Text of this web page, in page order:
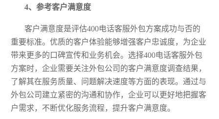
4、参考客户满意度
客户满意度是评估400电话客服外包方案成功与否的
重要标准。优质的客户体验能够增强客户忠诚度，为企业
带来更多的口碑宣传和业务机会。选择400电话客服外包
方案时，企业需要关注外包公司的客户满意度调查结果，
了解其在服务质量、问题解决速度等方面的表现。通过与
外包公司建立紧密的沟通和协作，企业可以更好地把握客
户需求，不断优化服务流程，提升客户满意度。